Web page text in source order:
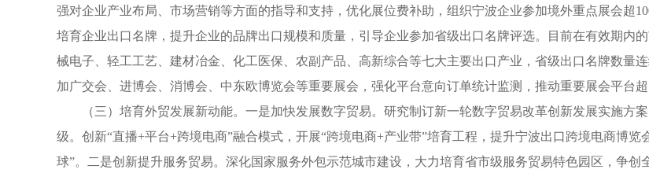
强对企业产业布局、市场营销等方面的指导和支持，优化展位费补助，组织宁波企业参加境外重点展会超
培育企业出口名牌，提升企业的品牌出口规模和质量，引导企业参加省级出口名牌评选。目前在有效期内
械电子、轻工工艺、建材冶金、化工医保、农副产品、高新综合等七大主要出口产业，省级出口名牌数量
加广交会、进博会、消博会、中东欧博览会等重要展会，强化平台意向订单统计监测，推动重要展会平台
（三）培育外贸发展新动能。一是加快发展数字贸易。研究制订新一轮数字贸易改革创新发展实施方
级。创新“直播+平台+跨境电商”融合模式，开展“跨境电商+产业带”培育工程，提升宁波出口跨境电商博
球”。二是创新提升服务贸易。深化国家服务外包示范城市建设，大力培育省市级服务贸易特色园区，争